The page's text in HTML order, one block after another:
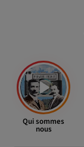
Qui sommes
nous